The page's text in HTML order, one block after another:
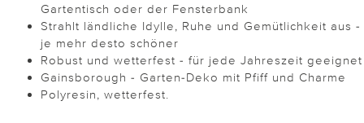
Gartentisch oder der Fensterbank
Strahlt ländliche Idylle, Ruhe und Gemütlichkeit aus -
je mehr desto schöner
Robust und wetterfest - für jede Jahreszeit geeignet
Gainsborough - Garten-Deko mit Pfiff und Charme
Polyresin, wetterfest.